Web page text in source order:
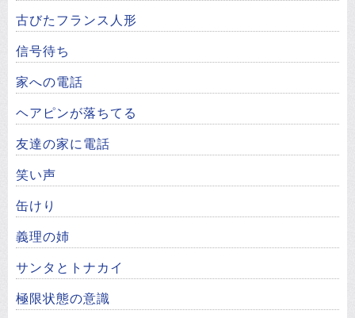
古びたフランス人形
信号待ち
家への電話
ヘアピンが落ちてる
友達の家に電話
笑い声
缶けり
義理の姉
サンタとトナカイ
極限状態の意識